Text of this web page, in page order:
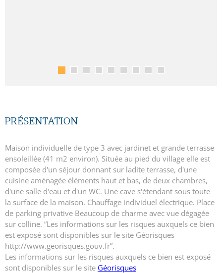
PRÉSENTATION
Maison individuelle de type 3 avec jardinet et grande terrasse
ensoleillée (41 m2 environ). Située au pied du village elle est
composée d'un séjour donnant sur ladite terrasse, d'une
cuisine aménagée éléments haut et bas, de deux chambres,
d'une salle d'eau et d'un WC. Une cave s'étendant sous toute
la surface de la maison. Chauffage individuel électrique. Place
de parking privative Beaucoup de charme avec vue dégagée
sur colline. “Les informations sur les risques auxquels ce bien
est exposé sont disponibles sur le site Géorisques
http://www.georisques.gouv.fr”.
Les informations sur les risques auxquels ce bien est exposé
sont disponibles sur le site Géorisques